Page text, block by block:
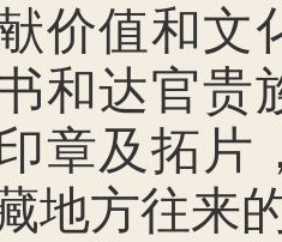
价值和文
和达官贵
章及拓片
地方往来